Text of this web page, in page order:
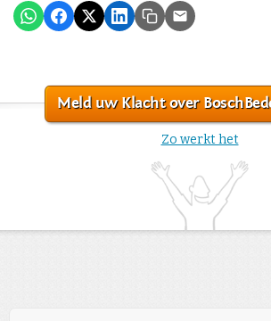
Meld uw Klacht over
Zo werkt het